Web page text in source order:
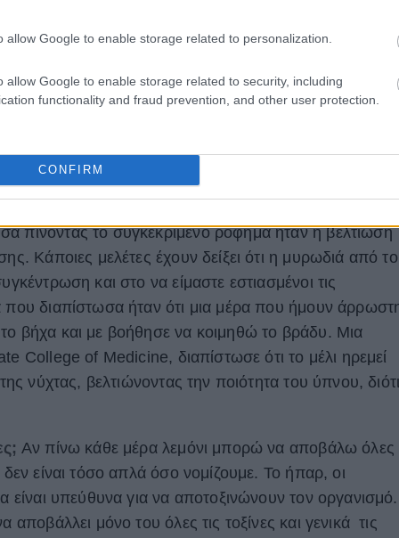
allow Google to enable storage related to personalization.
allow Google to enable storage related to security, including
functionality and fraud prevention, and other user protection.
CONFIRM
πίνοντας το συγκεκριμένο ρόφημα ήταν η βελτίωση
Κάποιες μελέτες έχουν δείξει ότι η μυρωδιά από το
και στο να είμαστε εστιασμένοι τις
που διαπίστωσα ήταν ότι μια μέρα που ήμουν
βήχα και με βοήθησε να κοιμηθώ το βράδυ. Μια
College of Medicine, διαπίστωσε ότι το μέλι ηρεμεί
νύχτας, βελτιώνοντας την ποιότητα του ύπνου,
Αν πίνω κάθε μέρα λεμόνι μπορώ να αποβάλω όλες
είναι τόσο απλά όσο νομίζουμε. Το ήπαρ, οι
είναι υπεύθυνα για να αποτοξινώνουν τον οργανισμό.
μόνο του όλες τις τοξίνες και γενικά τις